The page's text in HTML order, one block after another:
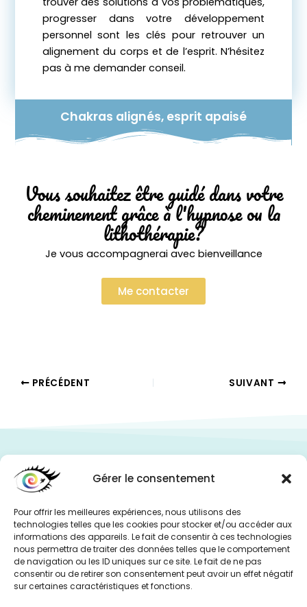
Gérer le consentement
Pour offrir les meilleures expériences, nous utilisons des
technologies telles que les cookies pour stocker et/ou accéder aux
informations des appareils. Le fait de consentir à ces technologies
nous permettra de traiter des données telles que le comportement
de navigation ou les ID uniques sur ce site. Le fait de ne pas
consentir ou de retirer son consentement peut avoir un effet négatif
sur certaines caractéristiques et fonctions.
progresser dans votre développement
personnel sont les clés pour retrouver un
alignement du corps et de l’esprit. N’hésitez
pas à me demander conseil.
Chakras alignés, esprit apaisé
Vous souhaitez être guidé dans votre
cheminement grâce à l'hypnose ou la
lithothérapie?
Je vous accompagnerai avec bienveillance
Me contacter
PRÉCÉDENT SUIVANT
Coordonnées
0695897861
Rendez-vous
Réseaux sociaux